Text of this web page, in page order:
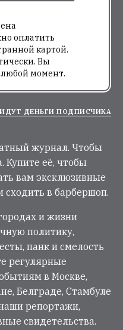
оплатить
картой.
Вы
любой момент.
ДЕНЬГИ ПОДПИСЧИКА
журнал. Чтобы
Купите её, чтобы
вам эксклюзивные
сходить в барбершоп.
и жизни
политику,
панк и смелость
регулярные
в Москве,
Белграде, Стамбуле
репортажи,
свидетельства.